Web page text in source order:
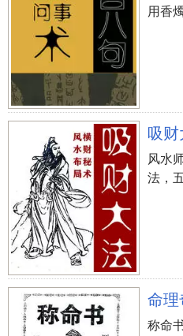
用香
吸
风水
法，
命理
称命